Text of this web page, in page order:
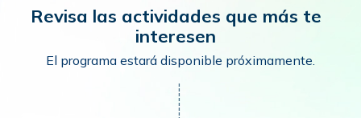
Revisa las actividades que más te
interesen
El programa estará disponible próximamente.